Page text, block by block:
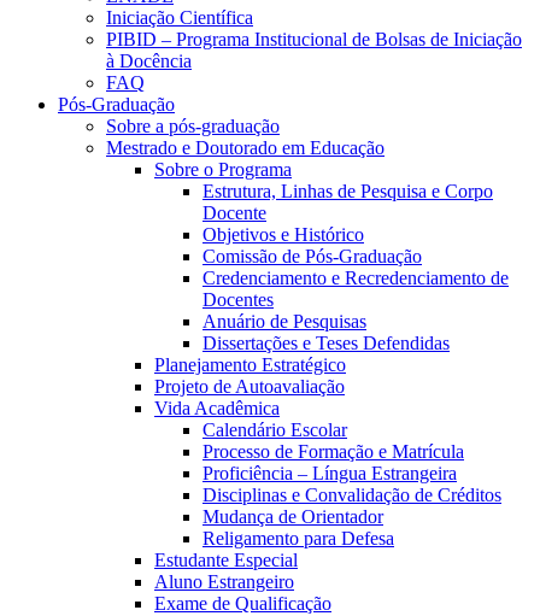
Iniciação Científica
PIBID – Programa Institucional de Bolsas de Iniciação
à Docência
FAQ
Pós-Graduação
Sobre a pós-graduação
Mestrado e Doutorado em Educação
Sobre o Programa
Estrutura, Linhas de Pesquisa e Corpo
Docente
Objetivos e Histórico
Comissão de Pós-Graduação
Credenciamento e Recredenciamento de
Docentes
Anuário de Pesquisas
Dissertações e Teses Defendidas
Planejamento Estratégico
Projeto de Autoavaliação
Vida Acadêmica
Calendário Escolar
Processo de Formação e Matrícula
Proficiência – Língua Estrangeira
Disciplinas e Convalidação de Créditos
Mudança de Orientador
Religamento para Defesa
Estudante Especial
Aluno Estrangeiro
Exame de Qualificação